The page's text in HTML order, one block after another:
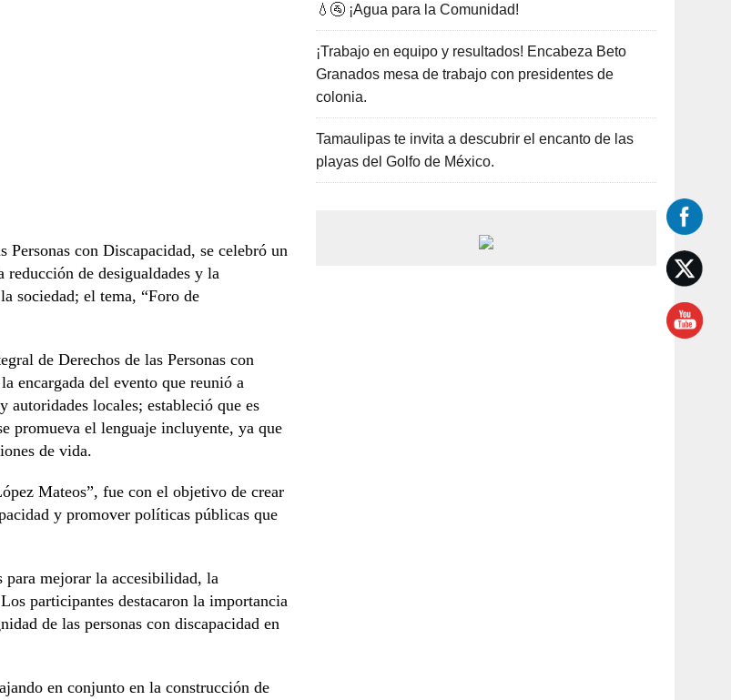
con Discapacidad, se celebró un
de desigualdades y la
sociedad; el tema, “Foro de
de Derechos de las Personas con
encargada del evento que reunió a
autoridades locales; estableció que es
promueva el lenguaje incluyente, ya que
de vida.
Mateos”, fue con el objetivo de crear
y promover políticas públicas que
para mejorar la accesibilidad, la
participantes destacaron la importancia
de las personas con discapacidad en
en conjunto en la construcción de
💧🚰 ¡Agua para la Comunidad!
¡Trabajo en equipo y resultados! Encabeza Beto
Granados mesa de trabajo con presidentes de
colonia.
Tamaulipas te invita a descubrir el encanto de las
playas del Golfo de México.